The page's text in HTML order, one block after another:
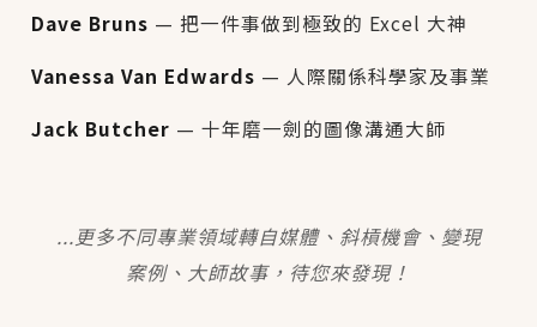
Dave Bruns — 把一件事做到極致的 Excel 大神
Vanessa Van Edwards — 人際關係科學家及事業
Jack Butcher — 十年磨一劍的圖像溝通大師
...更多不同專業領域轉自媒體、斜槓機會、變現
案例、大師故事，待您來發現！